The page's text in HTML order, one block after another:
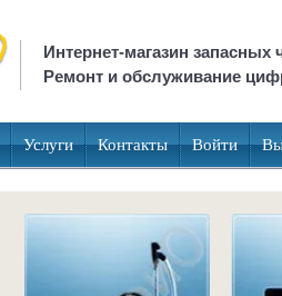
Интернет-магазин запасных
Ремонт и обслуживание
Услуги Контакты Войти